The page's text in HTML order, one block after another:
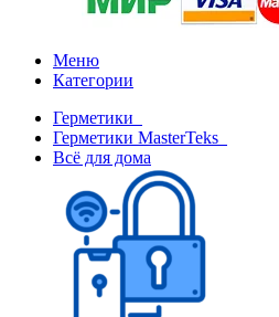
Меню
Категории
Герметики
Герметики MasterTeks
Всё для дома